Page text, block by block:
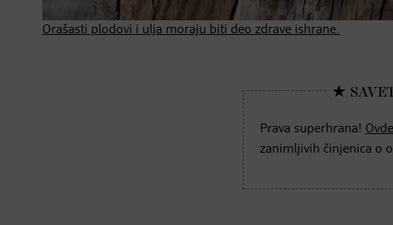
Orašasti plodovi i ulja moraju biti deo zdrave ishrane.
Prava superhrana! Ovde
zanimljivih činjenica o